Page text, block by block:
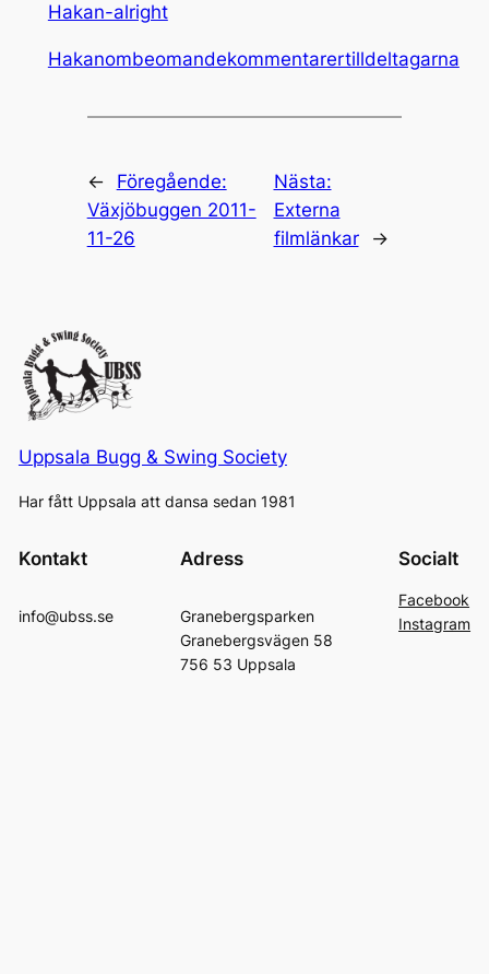
Hakan-alright
Hakanombeomandekommentarertilldeltagarna
←
Föregående:
Växjöbuggen 2011-
11-26
Nästa:
Externa
filmlänkar
→
Uppsala Bugg & Swing Society
Har fått Uppsala att dansa sedan 1981
Kontakt
info@ubss.se
Adress
Granebergsparken
Granebergsvägen 58
756 53 Uppsala
Socialt
Facebook
Instagram